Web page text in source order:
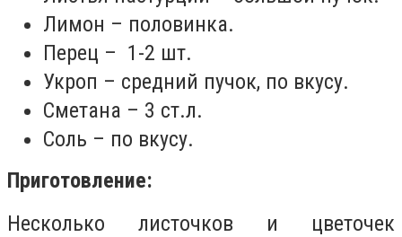
Лимон – половинка.
Перец – 1-2 шт.
Укроп – средний пучок, по вкусу.
Сметана – 3 ст.л.
Соль – по вкусу.
Приготовление:
Несколько листочков и цветочек